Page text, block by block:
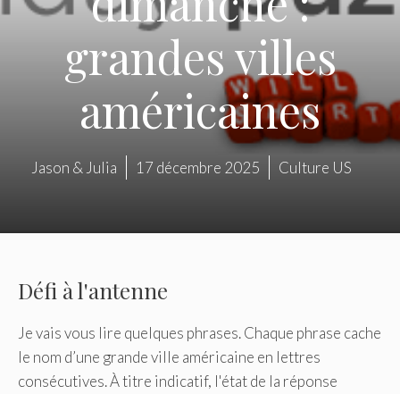
grandes villes
américaines
Jason & Julia 17 décembre 2025 Culture US
Défi à l'antenne
Je vais vous lire quelques phrases. Chaque phrase cache
le nom d’une grande ville américaine en lettres
consécutives. À titre indicatif, l'état de la réponse